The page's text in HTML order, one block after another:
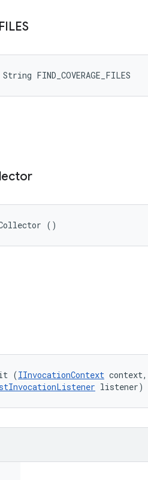
FILES
FIND_COVERAGE_FILES
()
(IInvocationContext context,
listener)